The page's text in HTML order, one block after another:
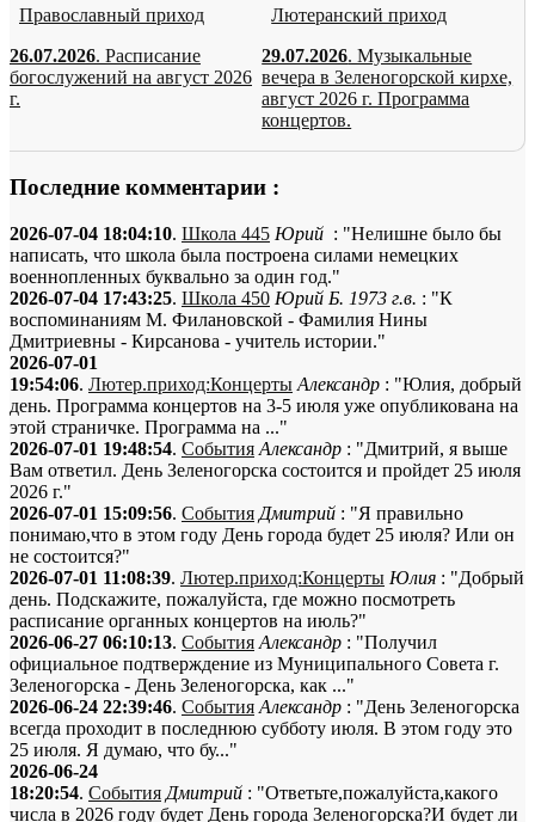
Православный приход
26.07.2026. Расписание
богослужений на август 2026
г.
Лютеранский приход
29.07.2026. Музыкальные
вечера в Зеленогорской кирхе,
август 2026 г. Программа
концертов.
Последние комментарии :
2026-07-04 18:04:10. Школа 445 Юрий : "Нелишне было бы
написать, что школа была построена силами немецких
военнопленных буквально за один год."
2026-07-04 17:43:25. Школа 450 Юрий Б. 1973 г.в. : "К
воспоминаниям М. Филановской - Фамилия Нины
Дмитриевны - Кирсанова - учитель истории."
2026-07-01
19:54:06. Лютер.приход:Концерты Александр : "Юлия, добрый
день. Программа концертов на 3-5 июля уже опубликована на
этой страничке. Программа на ..."
2026-07-01 19:48:54. События Александр : "Дмитрий, я выше
Вам ответил. День Зеленогорска состоится и пройдет 25 июля
2026 г."
2026-07-01 15:09:56. События Дмитрий : "Я правильно
понимаю,что в этом году День города будет 25 июля? Или он
не состоится?"
2026-07-01 11:08:39. Лютер.приход:Концерты Юлия : "Добрый
день. Подскажите, пожалуйста, где можно посмотреть
расписание органных концертов на июль?"
2026-06-27 06:10:13. События Александр : "Получил
официальное подтверждение из Муниципального Совета г.
Зеленогорска - День Зеленогорска, как ..."
2026-06-24 22:39:46. События Александр : "День Зеленогорска
всегда проходит в последнюю субботу июля. В этом году это
25 июля. Я думаю, что бу..."
2026-06-24
18:20:54. События Дмитрий : "Ответьте,пожалуйста,какого
числа в 2026 году будет День города Зеленогорска?И будет ли